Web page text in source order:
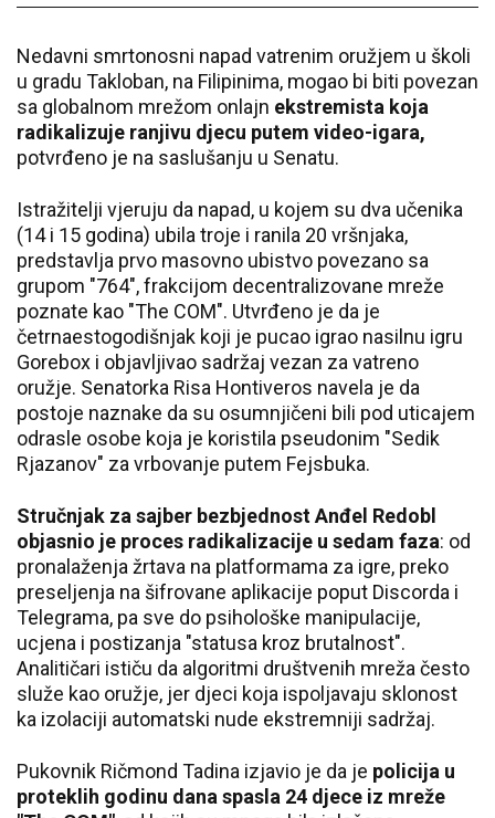
Nedavni smrtonosni napad vatrenim oružjem u školi
u gradu Takloban, na Filipinima, mogao bi biti povezan
sa globalnom mrežom onlajn ekstremista koja
radikalizuje ranjivu djecu putem video-igara,
potvrđeno je na saslušanju u Senatu.
Istražitelji vjeruju da napad, u kojem su dva učenika
(14 i 15 godina) ubila troje i ranila 20 vršnjaka,
predstavlja prvo masovno ubistvo povezano sa
grupom "764", frakcijom decentralizovane mreže
poznate kao "The COM". Utvrđeno je da je
četrnaestogodišnjak koji je pucao igrao nasilnu igru
Gorebox i objavljivao sadržaj vezan za vatreno
oružje. Senatorka Risa Hontiveros navela je da
postoje naznake da su osumnjičeni bili pod uticajem
odrasle osobe koja je koristila pseudonim "Sedik
Rjazanov" za vrbovanje putem Fejsbuka.
Stručnjak za sajber bezbjednost Anđel Redobl
objasnio je proces radikalizacije u sedam faza: od
pronalaženja žrtava na platformama za igre, preko
preseljenja na šifrovane aplikacije poput Discorda i
Telegrama, pa sve do psihološke manipulacije,
ucjena i postizanja "statusa kroz brutalnost".
Analitičari ističu da algoritmi društvenih mreža često
služe kao oružje, jer djeci koja ispoljavaju sklonost
ka izolaciji automatski nude ekstremniji sadržaj.
Pukovnik Ričmond Tadina izjavio je da je policija u
proteklih godinu dana spasla 24 djece iz mreže